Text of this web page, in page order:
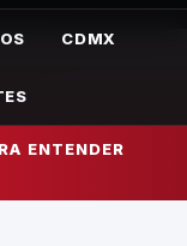
CDMX
ENTENDER